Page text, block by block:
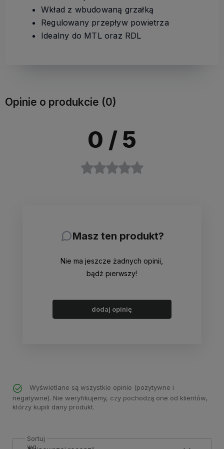
Wkład z wbudowaną grzałką
Regulowany przepływ powietrza
Idealny do MTL oraz RDL
Opinie o produkcie (0)
0 / 5
Masz ten produkt?
Nie ma jeszcze żadnych opinii,
bądź pierwszy!
dodaj opinię
Wyświetlane są wszystkie opinie (pozytywne i
negatywne). Nie weryfikujemy, czy pochodzą one od klientów,
którzy kupili dany produkt.
Sortuj
wg